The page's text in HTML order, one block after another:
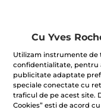
100% extracte din
plante
Cu Yves
Utilizam instrumente de
confidentialitate, pentru
publicitate adaptate
speciale conectate cu
traficul de pe acest site.
Cookies” esti de acord